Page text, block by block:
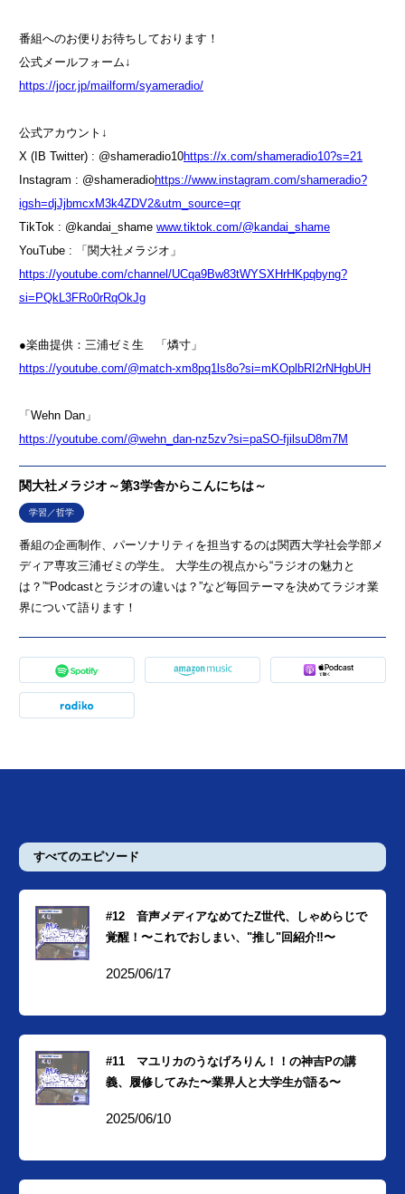
番組へのお便りお待ちしております！
公式メールフォーム↓
https://jocr.jp/mailform/syameradio/
公式アカウント↓
X (IB Twitter) : @shameradio10https://x.com/shameradio10?s=21
Instagram : @shameradiohttps://www.instagram.com/shameradio?
igsh=djJjbmcxM3k4ZDV2&utm_source=qr
TikTok : @kandai_shame www.tiktok.com/@kandai_shame
YouTube : 「関大社メラジオ」
https://youtube.com/channel/UCqa9Bw83tWYSXHrHKpqbyng?
si=PQkL3FRo0rRqOkJg
●楽曲提供：三浦ゼミ生 「燐寸」
https://youtube.com/@match-xm8pq1ls8o?si=mKOplbRI2rNHgbUH
「Wehn Dan」
https://youtube.com/@wehn_dan-nz5zv?si=paSO-fjilsuD8m7M
関大社メラジオ～第3学舎からこんにちは～
学習／哲学
番組の企画制作、パーソナリティを担当するのは関西大学社会学部メ
ディア専攻三浦ゼミの学生。 大学生の視点から“ラジオの魅力と
は？”“Podcastとラジオの違いは？”など毎回テーマを決めてラジオ業
界について語ります！
すべてのエピソード
#12 音声メディアなめてたZ世代、しゃめらじで
覚醒！〜これでおしまい、"推し"回紹介‼︎〜
2025/06/17
#11 マユリカのうなげろりん！！の神吉Pの講
義、履修してみた〜業界人と大学生が語る〜
2025/06/10